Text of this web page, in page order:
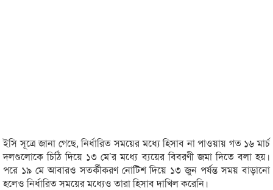
ইসি সূত্রে জানা গেছে, নির্ধারিত সময়ের মধ্যে হিসাব না পাওয়ায় গত ১৬ মার্চ
দলগুলোকে চিঠি দিয়ে ১৩ মে’র মধ্যে ব্যয়ের বিবরণী জমা দিতে বলা হয়।
পরে ১৯ মে আবারও সতর্কীকরণ নোটিশ দিয়ে ১৩ জুন পর্যন্ত সময় বাড়ানো
হলেও নির্ধারিত সময়ের মধ্যেও তারা হিসাব দাখিল করেনি।